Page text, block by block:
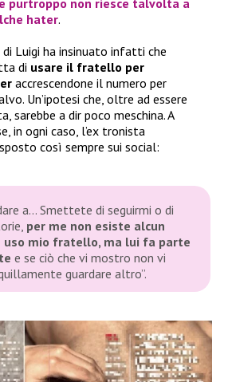
purtroppo non riesce talvolta a
hater.
Luigi ha insinuato infatti che
di usare il fratello per
accrescendone il numero per
Un’ipotesi che, oltre ad essere
sarebbe a dir poco meschina. A
in ogni caso, l’ex tronista
così sempre sui social:
a… Smettete di seguirmi o di
per me non esiste alcun
uso mio fratello, ma lui fa parte
e se ciò che vi mostro non vi
guardare altro”.